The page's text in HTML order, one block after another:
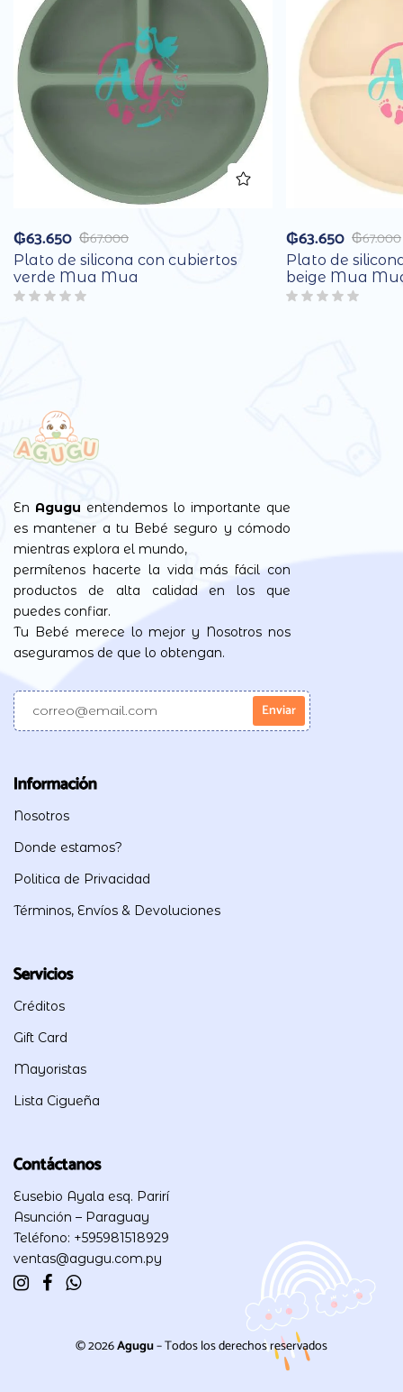
₲67.000
₲63.650
Plato de silicona con cubiertos
verde Mua Mua
₲67.000
₲63.650
Plato de
beige Mua
En Agugu entendemos lo importante que
es mantener a tu Bebé seguro y cómodo
mientras explora el mundo,
permítenos hacerte la vida más fácil con
productos de alta calidad en los que
puedes confiar.
Tu Bebé merece lo mejor y Nosotros nos
aseguramos de que lo obtengan.
Información
Nosotros
Donde estamos?
Politica de Privacidad
Términos, Envíos & Devoluciones
Servicios
Créditos
Gift Card
Mayoristas
Lista Cigueña
Contáctanos
Eusebio Ayala esq. Parirí
Asunción – Paraguay
Teléfono: +595981518929
ventas@agugu.com.py
© 2026Agugu– Todos los derechos reservados